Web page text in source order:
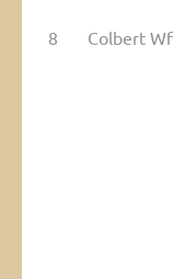
8 Colbert Wf